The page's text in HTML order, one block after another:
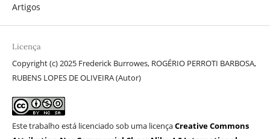
Artigos
Licença
Copyright (c) 2025 Frederick Burrowes, ROGÉRIO PERROTI BARBOSA,
RUBENS LOPES DE OLIVEIRA (Autor)
Este trabalho está licenciado sob uma licençaCreative Commons